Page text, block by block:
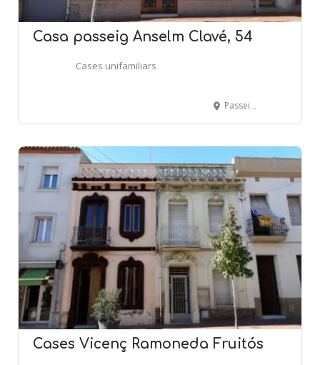
Casa passeig Anselm Clavé, 54
Cases unifamiliars
Passeig Anselm Clavé, 54 - SENTMENAT
Cases Vicenç Ramoneda Fruitós